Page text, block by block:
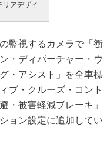
リアデザイ
監視するカメラで「衝
・ディパーチャー・ウ
・アシスト」を全車標
ブ・クルーズ・コント
・被害軽減ブレーキ」
ョン設定に追加してい